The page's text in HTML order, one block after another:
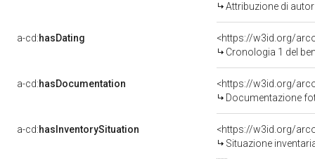
Attribuzione di
a-cd:hasDating
<https://w3id.org/
Cronologia 1 del
a-cd:hasDocumentation
Documentazione
a-cd:hasInventorySituation
<https://w3id.org/
Situazione